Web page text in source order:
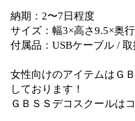
納期：2〜7日程度
サイズ：幅3×高さ9.5×奥
付属品：USBケーブル /
女性向けのアイテムはＧ
しております！
ＧＢＳＳデコスクールは